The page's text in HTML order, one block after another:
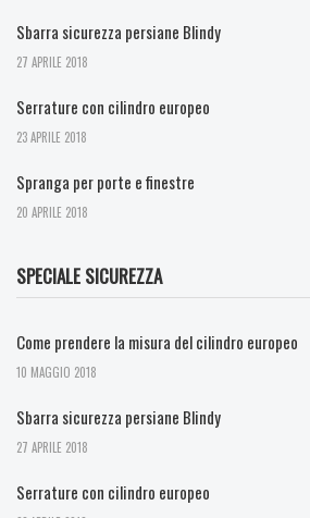
Sbarra sicurezza persiane Blindy
27 APRILE 2018
Serrature con cilindro europeo
23 APRILE 2018
Spranga per porte e finestre
20 APRILE 2018
SPECIALE SICUREZZA
Come prendere la misura del cilindro europeo
10 MAGGIO 2018
Sbarra sicurezza persiane Blindy
27 APRILE 2018
Serrature con cilindro europeo